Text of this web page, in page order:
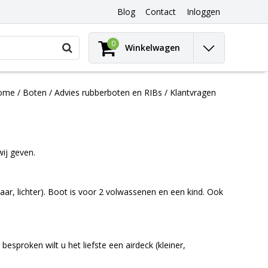
Blog Contact Inloggen
Gebruik
pijltjes
op
neer
op
geselecteerde
0 Winkelwagen
/ Boten / Advies rubberboten en RIBs / Klantvragen
geven.
lichter). Boot is voor 2 volwassenen en een kind. Ook
wilt u het liefste een airdeck (kleiner,